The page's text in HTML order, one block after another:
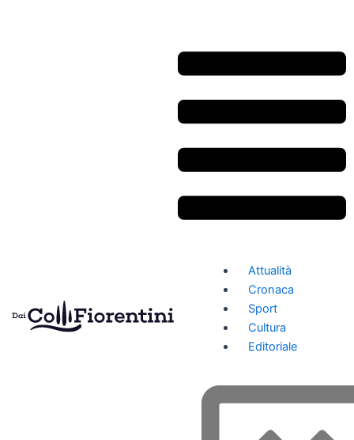
Attualità
Cronaca
Sport
Cultura
Editoriale